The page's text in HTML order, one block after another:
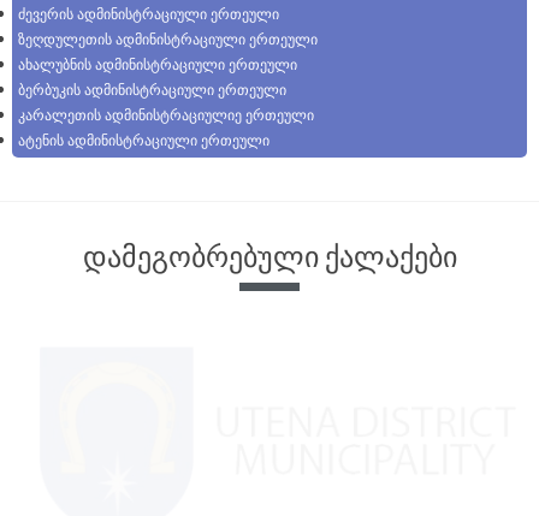
ძევერის ადმინისტრაციული ერთეული
ზეღდულეთის ადმინისტრაციული ერთეული
ახალუბნის ადმინისტრაციული ერთეული
ბერბუკის ადმინისტრაციული ერთეული
კარალეთის ადმინისტრაციულიე ერთეული
ატენის ადმინისტრაციული ერთეული
დამეგობრებული ქალაქები